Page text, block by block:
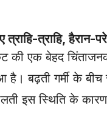
त्राहि, हैरान-
की एक बेहद
बढ़ती गर्मी के बीच
इस स्थिति के